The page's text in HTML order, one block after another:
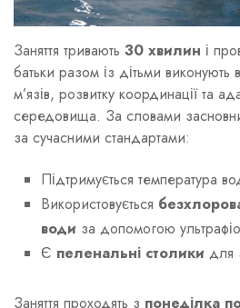
Заняття тривають 30 хвилин і
батьки разом із дітьми виконують
м’язів, розвитку координації та
середовища. За словами
за сучасними стандартами:
Підтримується температура
Використовується
води за допомогою
Є пеленальні столики для
Заняття проходять з понеділка